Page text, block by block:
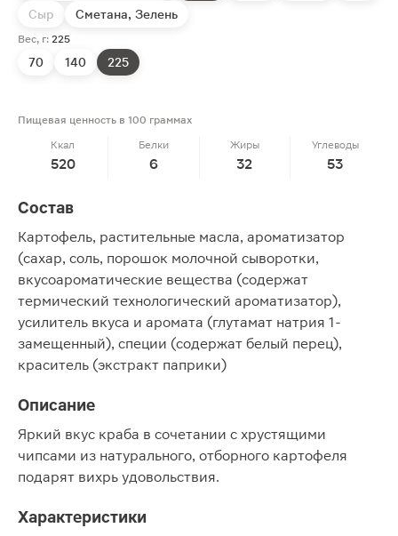
Сыр
Сметана, Зелень
Вес, г: 225
70 140 225
Пищевая ценность в 100 граммах
Ккал
520
Белки
6
Жиры
32
Углеводы
53
Состав
Картофель, растительные масла, ароматизатор
(сахар, соль, порошок молочной сыворотки,
вкусоароматические вещества (содержат
термический технологический ароматизатор),
усилитель вкуса и аромата (глутамат натрия 1-
замещенный), специи (содержат белый перец),
краситель (экстракт паприки)
Описание
Яркий вкус краба в сочетании с хрустящими
чипсами из натурального, отборного картофеля
подарят вихрь удовольствия.
Характеристики